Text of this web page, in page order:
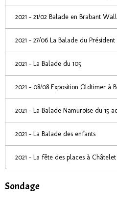
2021 - 21/02 Balade en Brabant
2021 - 27/06 La Balade du Président
2021 - La Balade du 105
2021 - 08/08 Exposition Oldtimer à
2021 - La Balade Namuroise du 15
2021 - La Balade des enfants
2021 - La fête des places à Châtelet
Sondage